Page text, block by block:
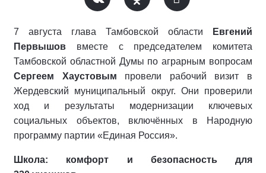
7 августа глава Тамбовской области Евгений
Первышов вместе с председателем комитета
Тамбовской областной Думы по аграрным вопросам
Сергеем Хаустовым провели рабочий визит в
Жердевский муниципальный округ. Они проверили
ход и результаты модернизации ключевых
социальных объектов, включённых в Народную
программу партии «Единая Россия».
Школа: комфорт и безопасность для